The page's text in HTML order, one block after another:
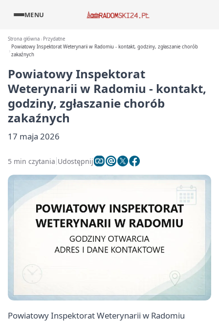
MENU
Strona główna
Przydatne
Powiatowy Inspektorat Weterynarii w Radomiu - kontakt, godziny, zgłaszanie chorób
zakaźnych
Powiatowy Inspektorat
Weterynarii w Radomiu - kontakt,
godziny, zgłaszanie chorób
zakaźnych
17 maja 2026
5 min czytania Udostępnij
Powiatowy Inspektorat Weterynarii w Radomiu